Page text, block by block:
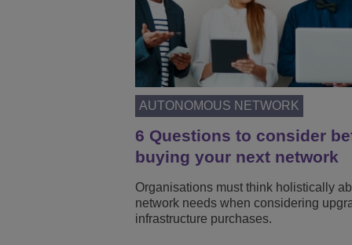
AUTONOMOUS NETWORK
6 Questions to consider
buying your next network
Organisations must think holistically
network needs when considering
infrastructure purchases.